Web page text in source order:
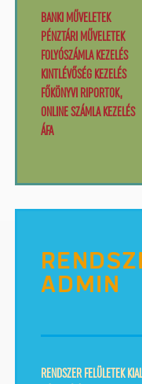
BANKI MŰVELETEK
PÉNZTÁRI MŰVELETEK
FOLYÓSZÁMLA KEZELÉS
KINTLÉVŐSÉG KEZELÉS
FŐKÖNYVI RIPORTOK,
ONLINE SZÁMLA KEZELÉS
ÁFA
ADMIN
RENDSZER FELÜLETEK